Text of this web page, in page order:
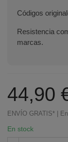
Códigos
Resistencia
marcas.
44,90
ENVÍO GRATIS* |
En stock